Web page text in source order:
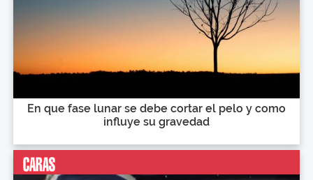
En que fase lunar se debe cortar el pelo y como
influye su gravedad